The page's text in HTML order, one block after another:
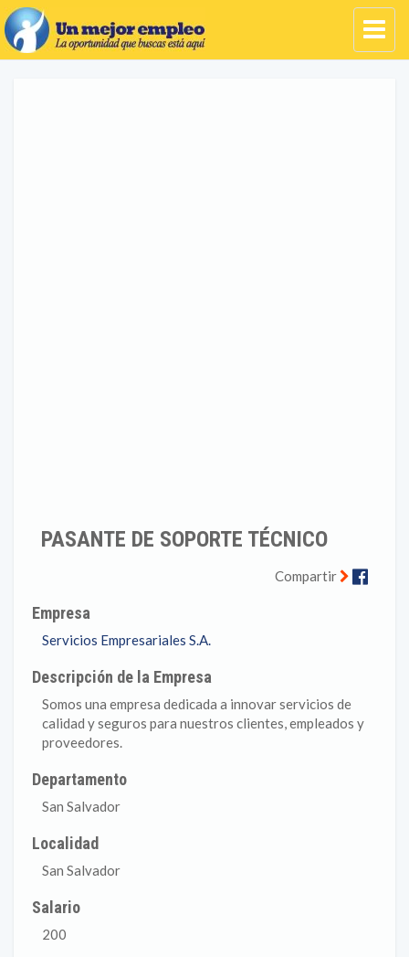
PASANTE DE SOPORTE TÉCNICO
Compartir
Empresa
Servicios Empresariales S.A.
Descripción de la Empresa
Somos una empresa dedicada a innovar servicios de
calidad y seguros para nuestros clientes, empleados y
proveedores.
Departamento
San Salvador
Localidad
San Salvador
Salario
200